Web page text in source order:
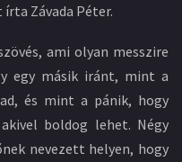
Závada Péter.
ami olyan messzire
egy másik iránt, mint a
és mint a pánik, hogy
boldog lehet. Négy
nevezett helyen, hogy